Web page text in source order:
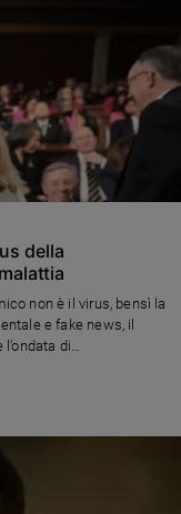
della
non è il virus, bensì la
e fake news, il
di